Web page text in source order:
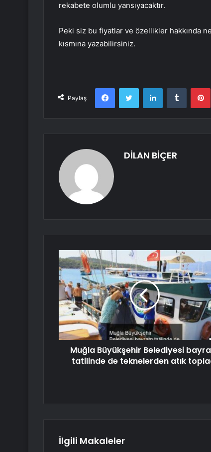
rekabete olumlu yansıyacaktır.
Peki siz bu fiyatlar ve özellikler hakkında
kısmına yazabilirsiniz.
Paylaş
FacebookTwitter LinkedInTumblr
DİLAN BİÇER
Muğla Büyükşehir Belediyesi
tatilinde de teknelerden atık
İlgili Makaleler